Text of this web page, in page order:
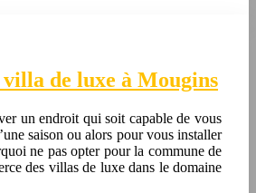
de luxe à Mougins
un endroit qui soit capable de vous
saison ou alors pour vous installer
ne pas opter pour la commune de
des villas de luxe dans le domaine